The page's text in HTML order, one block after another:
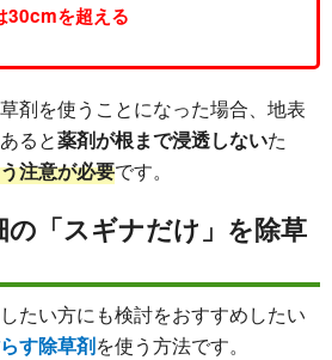
30cmを超える
剤を使うことになった場合、地表
ると薬剤が根まで浸透しないた
注意が必要です。
の「スギナだけ」を除草
たい方にも検討をおすすめしたい
す除草剤を使う方法です。